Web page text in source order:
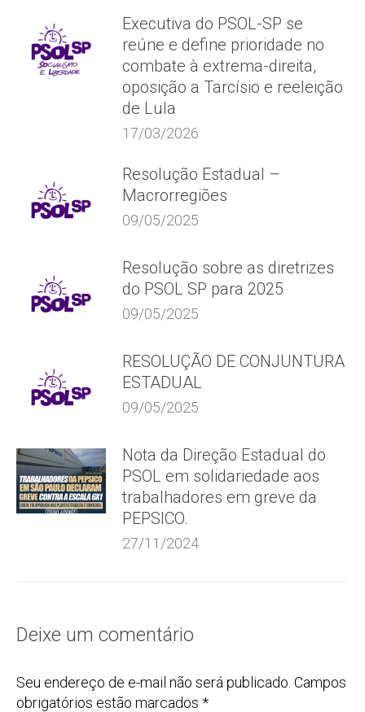
Executiva do PSOL-SP se
reúne e define prioridade no
combate à extrema-direita,
oposição a Tarcísio e reeleição
de Lula
17/03/2026
Resolução Estadual –
Macrorregiões
09/05/2025
Resolução sobre as diretrizes
do PSOL SP para 2025
09/05/2025
RESOLUÇÃO DE CONJUNTURA
ESTADUAL
09/05/2025
Nota da Direção Estadual do
PSOL em solidariedade aos
trabalhadores em greve da
PEPSICO.
27/11/2024
Deixe um comentário
Seu endereço de e-mail não será publicado. Campos
obrigatórios estão marcados *